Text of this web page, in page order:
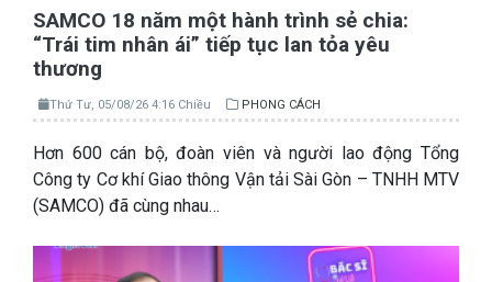
SAMCO 18 năm một hành trình sẻ chia:
“Trái tim nhân ái” tiếp tục lan tỏa yêu
thương
Thứ Tư, 05/08/26 4:16 Chiều PHONG CÁCH
Hơn 600 cán bộ, đoàn viên và người lao động Tổng
Công ty Cơ khí Giao thông Vận tải Sài Gòn – TNHH MTV
(SAMCO) đã cùng nhau…